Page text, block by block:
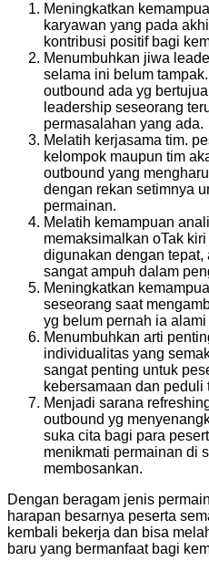
Meningkatkan
karyawan yang pada
kontribusi positif bagi
Menumbuhkan jiwa
selama ini belum
outbound ada yg
leadership seseorang
permasalahan yang ada.
Melatih kerjasama tim.
kelompok maupun tim
outbound yang
dengan rekan setimnya
permainan.
Melatih kemampuan
memaksimalkan oTak
digunakan dengan
sangat ampuh dalam
Meningkatkan
seseorang saat
yg belum pernah ia
Menumbuhkan arti
individualitas yang
sangat penting untuk
kebersamaan dan peduli
Menjadi sarana
outbound yg
suka cita bagi para
menikmati permainan di
membosankan.
Dengan beragam jenis
harapan besarnya peserta
kembali bekerja dan bisa
baru yang bermanfaat bagi